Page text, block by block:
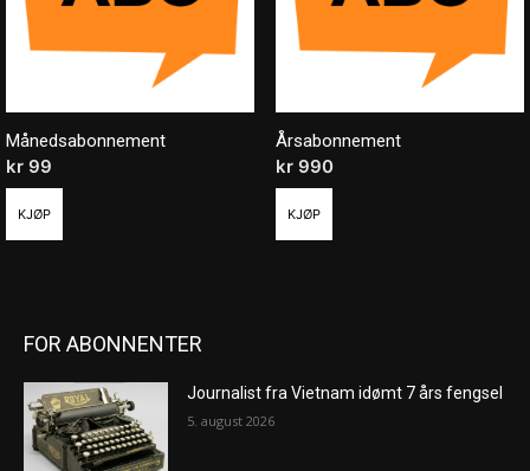
Månedsabonnement
kr 99
KJØP
Årsabonnement
kr990
KJØP
FOR ABONNENTER
Journalist fra Vietnam idømt 7 års fengsel
5. august 2026